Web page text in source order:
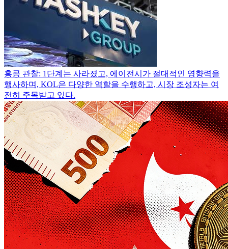
홍콩 관찰: 1단계는 사라졌고, 에이전시가 절대적인 영향력을
행사하며, KOL은 다양한 역할을 수행하고, 시장 조성자는 여
전히 주목받고 있다.